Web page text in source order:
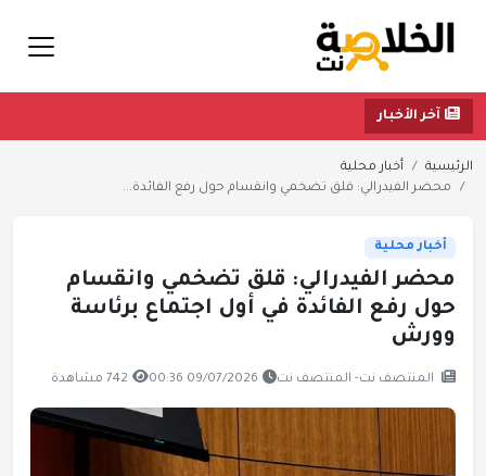
آخر الأخبار
الرئيسية
أخبار محلية
محضر الفيدرالي: قلق تضخمي وانقسام حول رفع الفائدة...
أخبار محلية
محضر الفيدرالي: قلق تضخمي وانقسام
حول رفع الفائدة في أول اجتماع برئاسة
وورش
المنتصف نت- المنتصف نت 09/07/2026 00:36 742 مشاهدة